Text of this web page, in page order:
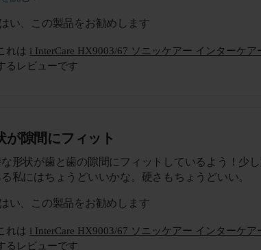
はい、この製品をお勧めします
れは i InterCare HX9003/67 ソニッケアー インターケ
るレビューです
が隙間にフィット
形状が歯と歯の隙間にフィットしているよう！少し
私にはちょうどいいかな。硬さもちょうどいい。
はい、この製品をお勧めします
れは i InterCare HX9003/67 ソニッケアー インターケ
るレビューです